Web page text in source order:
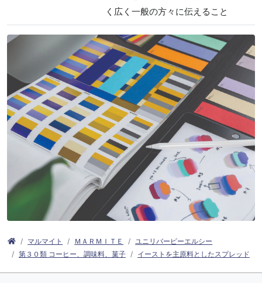
く広く一般の方々に伝えること
マルマイト ＭＡＲＭＩＴＥ
ユニリバーピーエルシー
第３０類 コーヒー、調味料、菓子
イーストを主原料としたスプレッド